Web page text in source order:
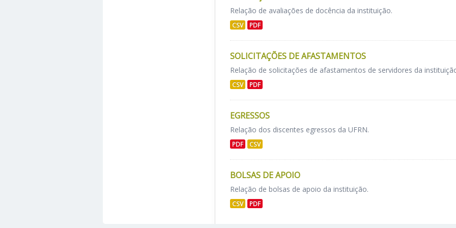
Relação de avaliações de docência da instituição.
CSV PDF
SOLICITAÇÕES DE AFASTAMENTOS
Relação de solicitações de afastamentos de servidores da
CSV PDF
EGRESSOS
Relação dos discentes egressos da UFRN.
PDF CSV
BOLSAS DE APOIO
Relação de bolsas de apoio da instituição.
CSV PDF